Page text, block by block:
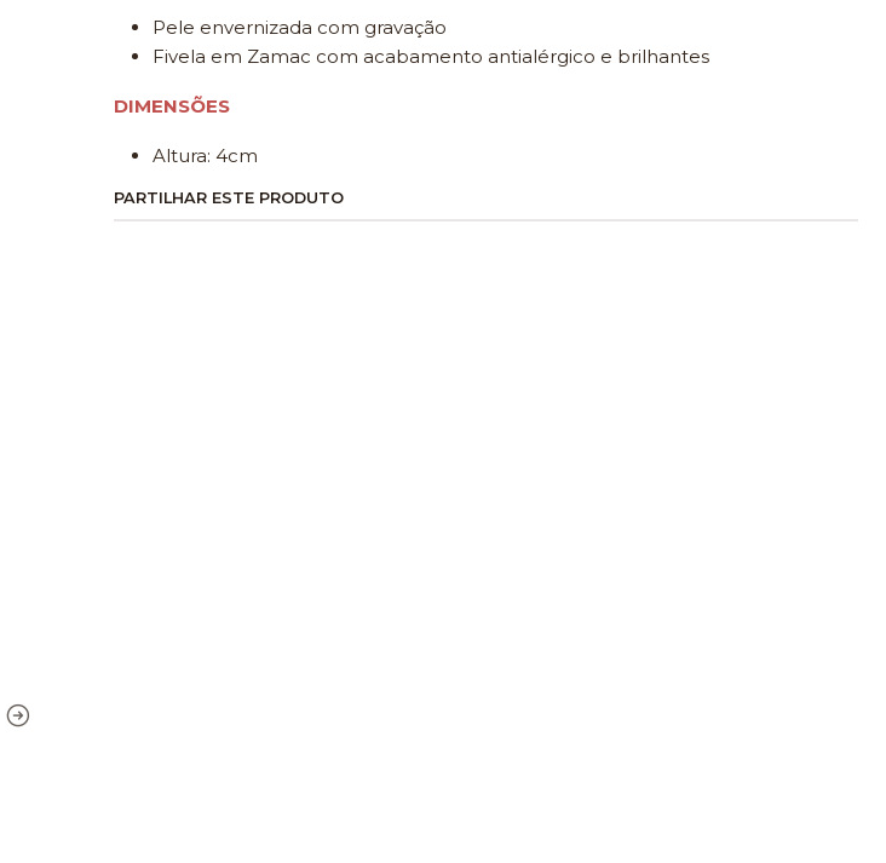
Pele envernizada com gravação
Fivela em Zamac com acabamento antialérgico e brilhantes
DIMENSÕES
Altura: 4cm
PARTILHAR ESTE PRODUTO